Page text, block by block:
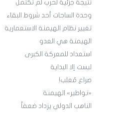
نتيجة جزئية لحرب لم تكتمل
وحدة الساحات أحد شروط البقاء
تغيير نظام الهيمنة الاستعمارية
الهيمنة هي العدو
استعداد للمعركة الكبرى
ليست إلا البداية
صراع مُعلب!
«نواطير» الهيمنة
الناهب الدولي يزداد ضعفاً